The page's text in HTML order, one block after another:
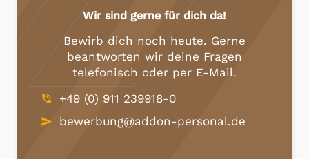
Wir sind gerne für dich da!
Bewirb dich noch heute. Gerne
beantworten wir deine Fragen
telefonisch oder per E-Mail.
phone_in_talk +49 (0) 911 239918-0
send bewerbung@addon-personal.de